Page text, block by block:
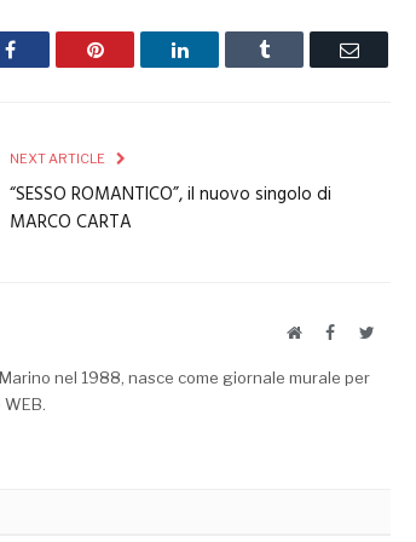
Facebook Pinterest LinkedIn Tumblr Email
NEXT ARTICLE
“SESSO ROMANTICO”, il nuovo singolo di
MARCO CARTA
WebsiteFacebookTwitter
nel 1988, nasce come giornale murale per